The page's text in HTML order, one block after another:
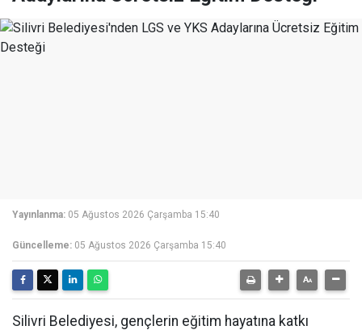
Yayınlanma: 05 Ağustos 2026 Çarşamba 15:40
Güncelleme: 05 Ağustos 2026 Çarşamba 15:40
Silivri Belediyesi, gençlerin eğitim hayatına katkı